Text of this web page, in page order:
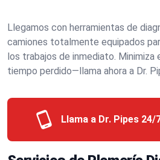
Llegamos con herramientas de
camiones totalmente equipados
los trabajos de inmediato. Minimiza
tiempo perdido—llama ahora a Dr.
Llama a Dr. Pipes 24/